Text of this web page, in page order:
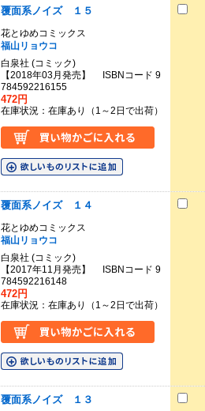
覆面系ノイズ １５
花とゆめコミックス
福山リョウコ
白泉社 (コミック)
【2018年03月発売】 ISBNコード 9
784592216155
472円
在庫状況：在庫あり（1～2日で出荷）
覆面系ノイズ １４
花とゆめコミックス
福山リョウコ
白泉社 (コミック)
【2017年11月発売】 ISBNコード 9
784592216148
472円
在庫状況：在庫あり（1～2日で出荷）
覆面系ノイズ １３